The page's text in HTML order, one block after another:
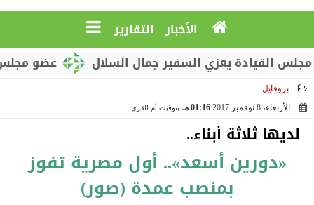
الأخبار التقارير
عضو مجلس القيادة
يعزي السفير جمال السلال
بروفايل
الأربعاء، 8 نوفمبر 2017
01:16 مـ بتوقيت أم القرى
لديها ثلاثة أبناء..
«دورين أسعد».. أول مصرية تفوز
بمنصب عمدة (صور)